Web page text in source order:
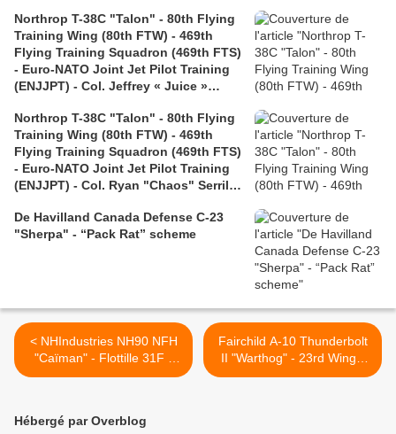
Northrop T-38C "Talon" - 80th Flying
Training Wing (80th FTW) - 469th
Flying Training Squadron (469th FTS)
- Euro-NATO Joint Jet Pilot Training
(ENJJPT) - Col. Jeffrey « Juice »
Northrop T-38C "Talon" - 80th Flying
Training Wing (80th FTW) - 469th
Flying Training Squadron (469th FTS)
- Euro-NATO Joint Jet Pilot Training
(ENJJPT) - Col. Ryan "Chaos" Serrill
De Havilland Canada Defense C-23
"Sherpa" - “Pack Rat” scheme
< NHIndustries NH90 NFH
"Caïman" - Flottille 31F -
400th anniversary of the
Fairchild A-10 Thunderbolt
II "Warthog" - 23rd Wing -
23th Fighter Group (23 FG)
Hébergé par Overblog